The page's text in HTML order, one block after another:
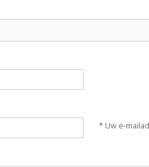
* Uw e-